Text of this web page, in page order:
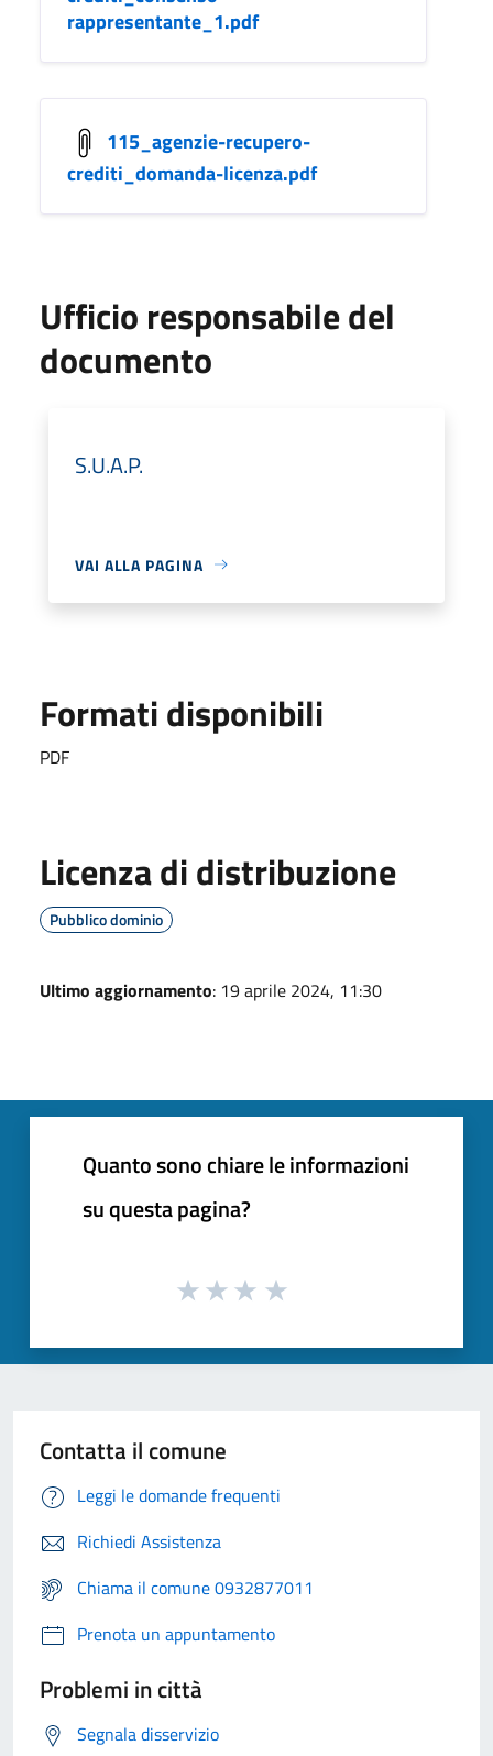
rappresentante_1.pdf
115_agenzie-recupero-
crediti_domanda-licenza.pdf
Ufficio responsabile del
documento
S.U.A.P.
VAI ALLA PAGINA
Formati disponibili
PDF
Licenza di distribuzione
Pubblico dominio
Ultimo aggiornamento: 19 aprile 2024, 11:30
Quanto sono chiare le informazioni
su questa pagina?
Contatta il comune
Leggi le domande frequenti
Richiedi Assistenza
Chiama il comune 0932877011
Prenota un appuntamento
Problemi in città
Segnala disservizio